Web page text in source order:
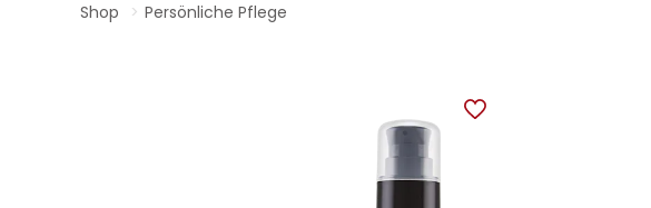
Shop > Persönliche Pflege